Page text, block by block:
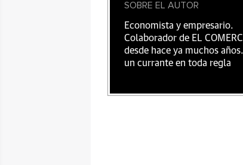
SOBRE EL AUTOR
Economista y empresario.
Colaborador de EL
desde hace ya muchos
un currante en toda regla